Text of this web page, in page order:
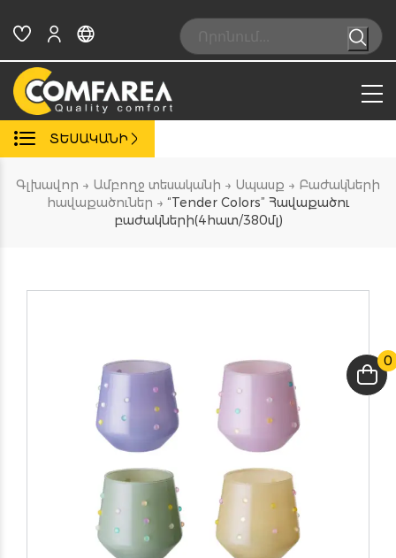
content
Search:
0
ՏԵՍԱԿԱՆԻ
Գլխավոր → Ամբողջ տեսականի → Սպասք → Բաժակների
հավաքածուներ → “Tender Colors” Հավաքածու
բաժակների(4հատ/380մլ)